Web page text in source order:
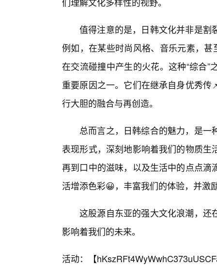
值得注意的是，日韩文化并非是割
例如，在某些时尚风格、音乐元素，
在交流碰撞中产生的火花。这种“综合
重要原因之一。它们在继承自身优秀
行大胆的融合与再创造。
总而言之，日韩综合的魅力，是
表现形式，深刻地影响着我们的物质
再到口中的滋味，以及生活中的点点
活增添色彩😀，丰富我们的体验，并激
这股源自东亚的强大文化浪潮，还
影响着我们的未来。
活动：【